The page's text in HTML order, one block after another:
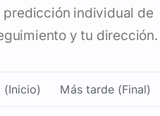
predicción individual de
y tu dirección.
(Inicio) Más tarde (Final)